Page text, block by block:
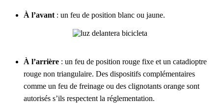
À l’avant : un feu de position blanc ou jaune.
À l’arrière : un feu de position rouge fixe et un catadioptre
rouge non triangulaire. Des dispositifs complémentaires
comme un feu de freinage ou des clignotants orange sont
autorisés s’ils respectent la réglementation.